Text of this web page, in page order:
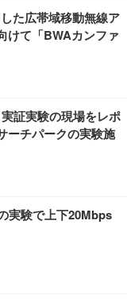
ゲーミング/勉強/事
(ホワイト)
クチェア 肘なし メ
付き 腰サポート ガ
スター付き コンパク
テレワーク 在宅
】GRAPHT THE S
Essential ゲーミン
FHD 量子ドット 残
メーカー)
超厚型 お徳用 レギ
限定】
た広帯域移動無線ア
けて「BWAカンファ
証実験の現場をレポ
ーチパークの実験施
実験で上下20Mbps